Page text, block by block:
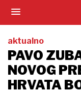
aktualno
PAVO
NOVOG
HRVATA